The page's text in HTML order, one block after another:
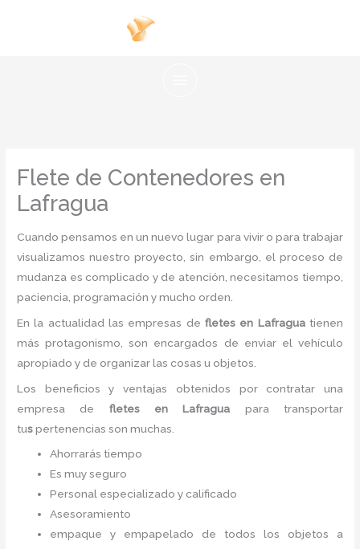
Flete de Contenedores en
Lafragua
Cuando pensamos en un nuevo lugar para vivir o para trabajar
visualizamos nuestro proyecto, sin embargo, el proceso de
mudanza es complicado y de atención, necesitamos tiempo,
paciencia, programación y mucho orden.
En la actualidad las empresas de fletes en Lafragua tienen
más protagonismo, son encargados de enviar el vehículo
apropiado y de organizar las cosas u objetos.
Los beneficios y ventajas obtenidos por contratar una
empresa de fletesen Lafragua para transportar
tuspertenencias son muchas.
Ahorrarás tiempo
Es muy seguro
Personal especializado y calificado
Asesoramiento
empaque y empapelado de todos los objetos a